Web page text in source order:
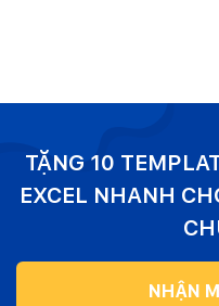
TẶNG 10
EXCEL NHANH
NHẬN